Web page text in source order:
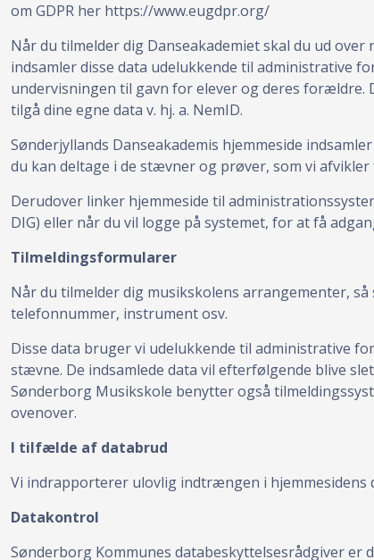
om GDPR her https://www.eugdpr.org/
Når du tilmelder dig Danseakademiet skal du ud
indsamler disse data udelukkende til administrative
undervisningen til gavn for elever og deres
tilgå dine egne data v. hj. a. NemID.
Sønderjyllands Danseakademis hjemmeside
du kan deltage i de stævner og prøver, som vi
Derudover linker hjemmeside til
DIG) eller når du vil logge på systemet, for at få
Tilmeldingsformularer
Når du tilmelder dig musikskolens arrangementer,
telefonnummer, instrument osv.
Disse data bruger vi udelukkende til administrative
stævne. De indsamlede data vil efterfølgende blive
Sønderborg Musikskole benytter også
ovenover.
I tilfælde af databrud
Vi indrapporterer ulovlig indtrængen i hjemmesidens
Datakontrol
Sønderborg Kommunes databeskyttelsesrådgiver